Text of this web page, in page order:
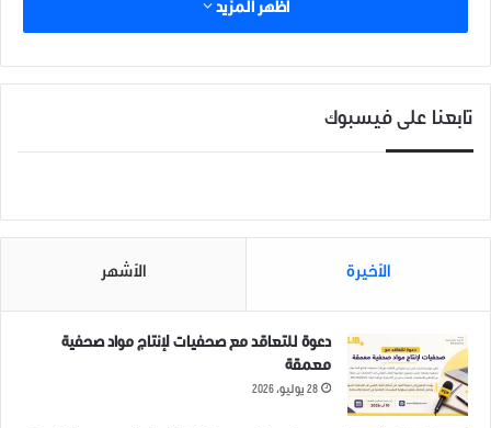
18 شهيد وعشرات الجرحى نتيجة
قصف قوات سوريا الديمقراطية ”
13 يونيو، 2021
السكنية في مدينة عفرين بريف
في "اخبار عاجلة"
وفاة طفلين جراء غرقهما في
ساقية المحمودية بمدينة
اظهر المزيد
تابعنا على فيسبوك
الأخيرة الأشهر
دعوة للتعاقد مع صحفيات لإنتاج مواد صحفية
معمقة
28 يوليو، 2026